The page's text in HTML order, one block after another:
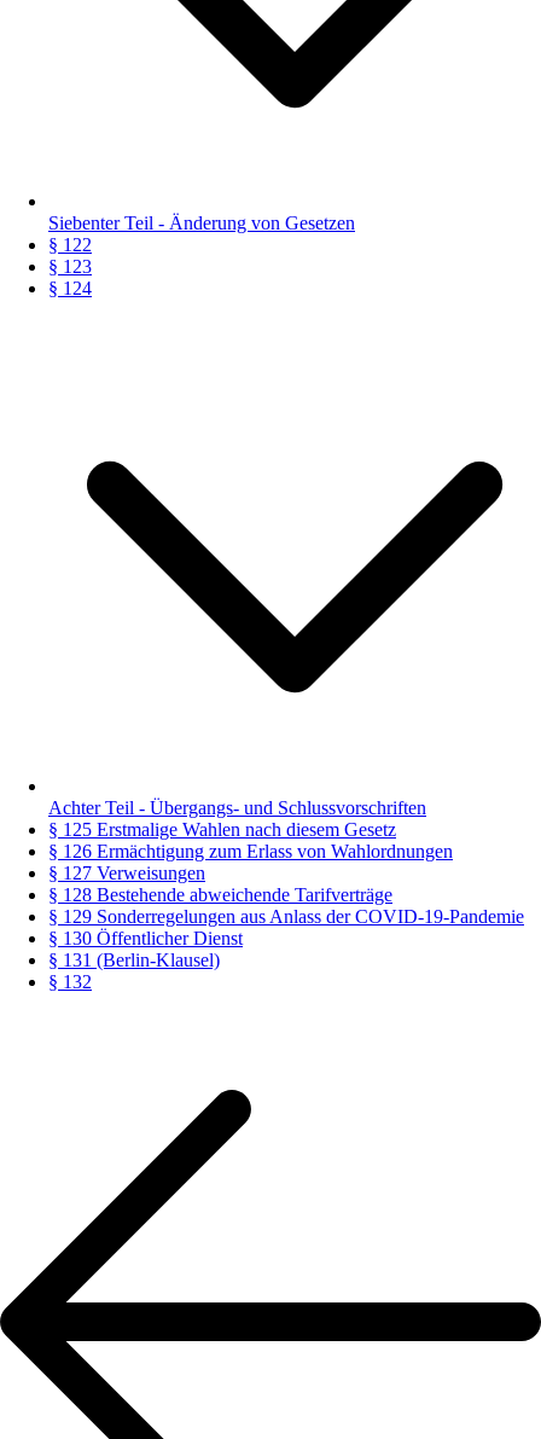
Siebenter Teil - Änderung von Gesetzen
§ 122
§ 123
§ 124
Achter Teil - Übergangs- und Schlussvorschriften
§ 125 Erstmalige Wahlen nach diesem Gesetz
§ 126 Ermächtigung zum Erlass von Wahlordnungen
§ 127 Verweisungen
§ 128 Bestehende abweichende Tarifverträge
§ 129 Sonderregelungen aus Anlass der COVID-19-Pandemie
§ 130 Öffentlicher Dienst
§ 131 (Berlin-Klausel)
§ 132